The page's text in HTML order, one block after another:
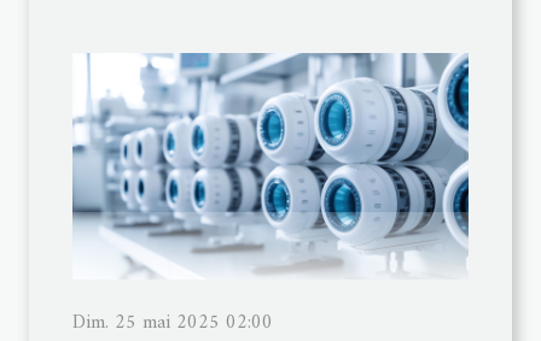
Dim. 25 mai 2025 02:00